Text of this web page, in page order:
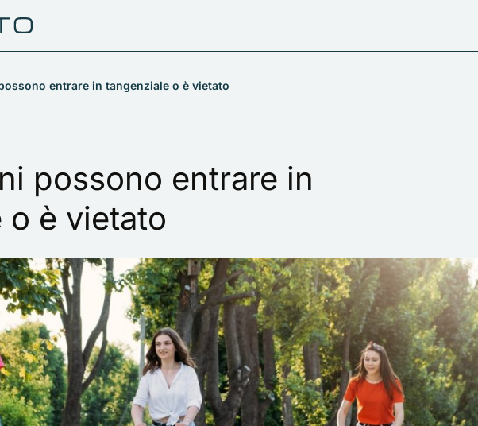
entrare in tangenziale o è vietato
possono entrare in
è vietato